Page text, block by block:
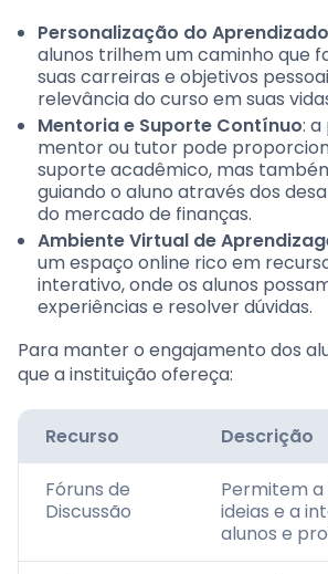
Personalização do Aprendizado
alunos trilhem um caminho que
suas carreiras e objetivos
relevância do curso em suas
Mentoria e Suporte Contínuo:
mentor ou tutor pode
suporte acadêmico, mas
guiando o aluno através dos
do mercado de finanças.
Ambiente Virtual de
um espaço online rico em
interativo, onde os alunos
experiências e resolver dúvidas.
Para manter o engajamento dos
que a instituição ofereça:
Recurso Descrição
Fóruns de
Discussão
Permitem
ideias e a
alunos e